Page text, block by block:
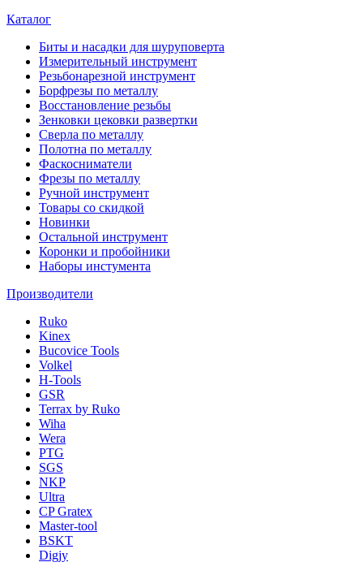
Каталог
Биты и насадки для шуруповерта
Измерительный инструмент
Резьбонарезной инструмент
Борфрезы по металлу
Восстановление резьбы
Зенковки цековки развертки
Сверла по металлу
Полотна по металлу
Фаскосниматели
Фрезы по металлу
Ручной инструмент
Товары со скидкой
Новинки
Остальной инструмент
Коронки и пробойники
Наборы инстумента
Производители
Ruko
Kinex
Bucovice Tools
Volkel
H-Tools
GSR
Terrax by Ruko
Wiha
Wera
PTG
SGS
NKP
Ultra
CP Gratex
Master-tool
BSKT
Digjy